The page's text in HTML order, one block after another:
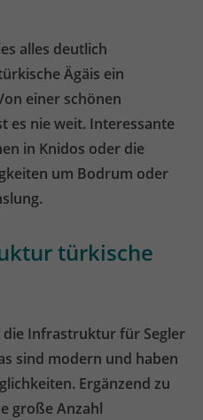
alles deutlich
Ägäis ein
einer schönen
es nie weit. Interessante
in Knidos oder die
um Bodrum oder
türkische
die Infrastruktur für Segler
sind modern und haben
Ergänzend zu
große Anzahl